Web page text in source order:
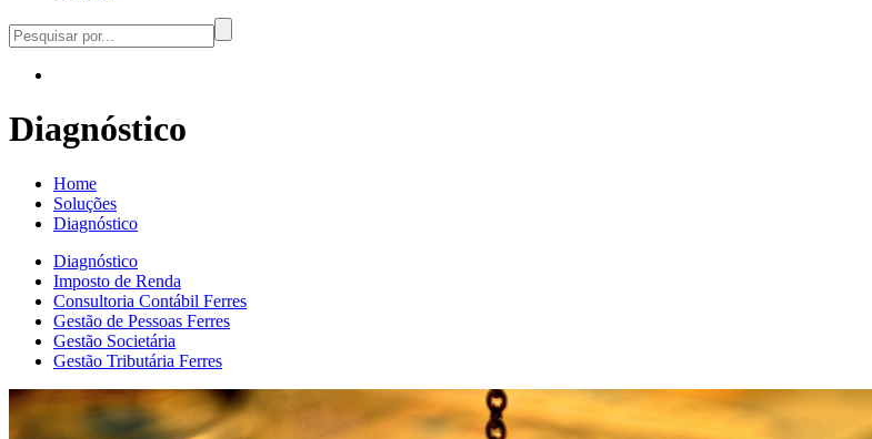
Diagnóstico
Home
Soluções
Diagnóstico
Diagnóstico
Imposto de Renda
Consultoria Contábil Ferres
Gestão de Pessoas Ferres
Gestão Societária
Gestão Tributária Ferres